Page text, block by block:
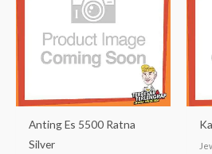
Anting Es 5500 Ratna
Silver